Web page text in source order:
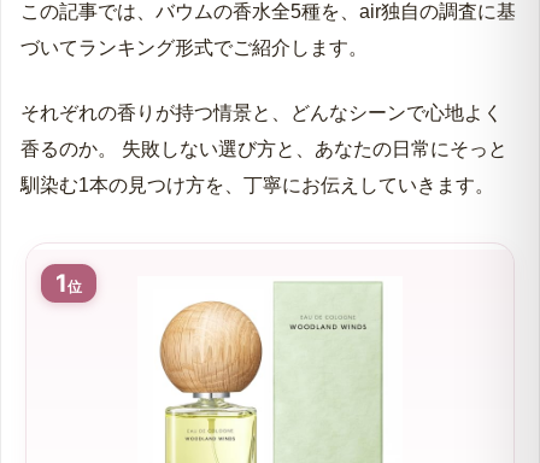
この記事では、バウムの香水全5種を、air独自の調査に基
づいてランキング形式でご紹介します。
それぞれの香りが持つ情景と、どんなシーンで心地よく
香るのか。 失敗しない選び方と、あなたの日常にそっと
馴染む1本の見つけ方を、丁寧にお伝えしていきます。
1位